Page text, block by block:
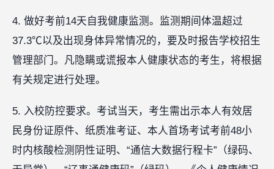
4. 做好考前14天自我健康监测。监测期间体温超过
37.3℃以及出现身体异常情况的，要及时报告学校招生
管理部门。凡隐瞒或谎报本人健康状态的考生，将根据
有关规定进行处理。
5. 入校防控要求。考试当天，考生需出示本人有效居
民身份证原件、纸质准考证、本人首场考试考前48小
时内核酸检测阴性证明、“通信大数据行程卡”（绿码、